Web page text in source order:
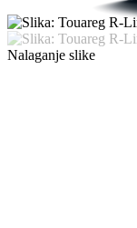
Nalaganje slike